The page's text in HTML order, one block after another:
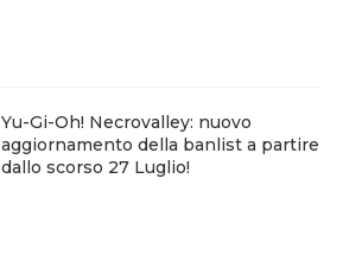
Yu-Gi-Oh! Necrovalley: nuovo
aggiornamento della banlist a partire
dallo scorso 27 Luglio!